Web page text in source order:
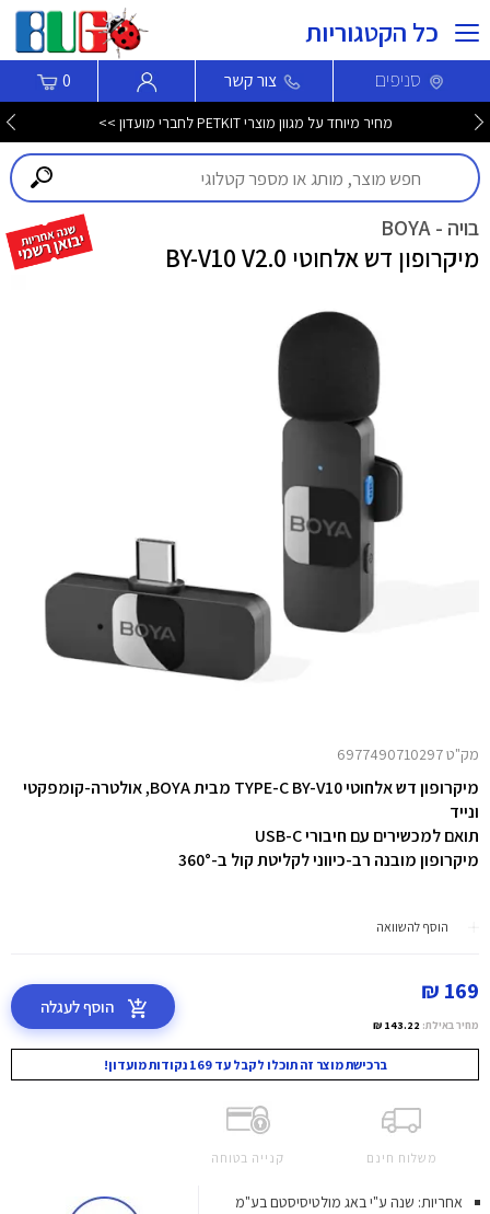
כל הקטגוריות
סניפים צור קשר 0
מחיר מיוחד על מגוון מוצרי PETKIT לחברי מועדון >>
בויה - BOYA
מיקרופון דש אלחוטי BY-V10 V2.0
מק"ט 6977490710297
מיקרופון דש אלחוטי TYPE-C BY-V10 מבית BOYA,
אולטרה-קומפקטי
ונייד
תואם למכשירים עם חיבורי USB-C
מיקרופון מובנה רב-כיווני לקליטת קול ב-360°
הוסף להשוואה
169 ₪
מחיר באילת: 143.22 ₪
הוסף לעגלה
ברכישת מוצר זה תוכלו לקבל עד 169 נקודות מועדון!
משלוח חינם קנייה בטוחה
אחריות: שנה ע"י באג מולטיסיסטם בע"מ